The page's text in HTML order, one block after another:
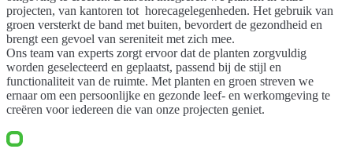
projecten, van kantoren tot horecagelegenheden. Het gebruik van
groen versterkt de band met buiten, bevordert de gezondheid en
brengt een gevoel van sereniteit met zich mee.
Ons team van experts zorgt ervoor dat de planten zorgvuldig
worden geselecteerd en geplaatst, passend bij de stijl en
functionaliteit van de ruimte. Met planten en groen streven we
ernaar om een persoonlijke en gezonde leef- en werkomgeving te
creëren voor iedereen die van onze projecten geniet.